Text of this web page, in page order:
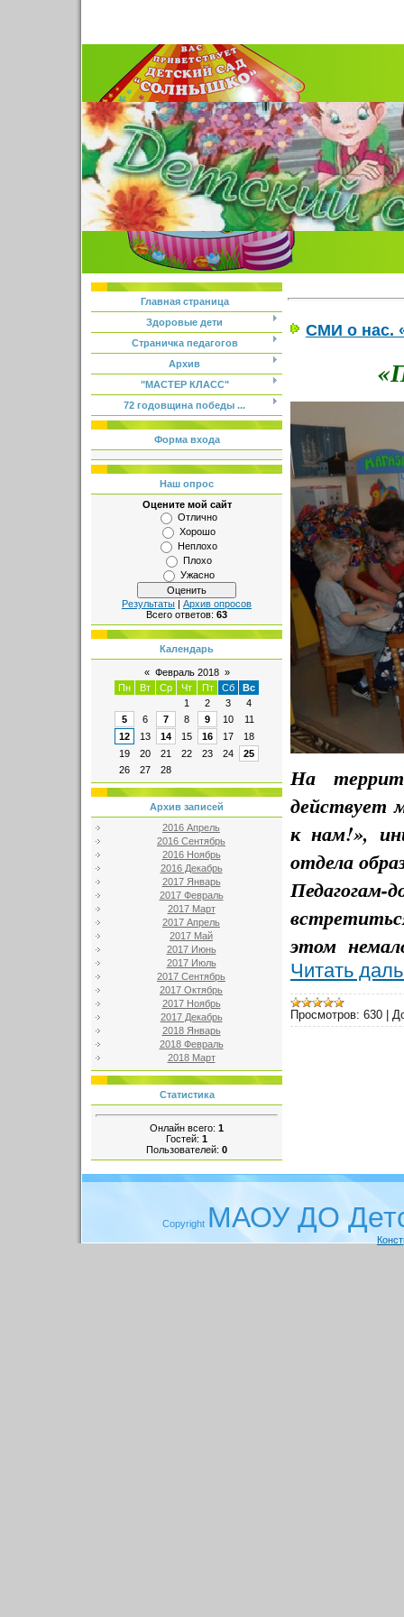
Главная страница
Здоровые дети
Страничка педагогов
Архив
"МАСТЕР КЛАСС"
72 годовщина победы ...
Форма входа
Наш опрос
Оцените мой сайт
Отлично
Хорошо
Неплохо
Плохо
Ужасно
Результаты | Архив опросов
Всего ответов: 63
Календарь
« Февраль 2018 »
Пн
Вт Ср Чт Пт Сб
Вс
1
2 3
4
5
6 7 8 9 10
11
12
13 14 15 16 17
18
19
20 21 22 23 24
25
26
27 28
Архив записей
2016 Апрель
2016 Сентябрь
2016 Ноябрь
2016 Декабрь
2017 Январь
2017 Февраль
2017 Март
2017 Апрель
2017 Май
2017 Июнь
2017 Июль
2017 Сентябрь
2017 Октябрь
2017 Ноябрь
2017 Декабрь
2018 Январь
2018 Февраль
2018 Март
Статистика
Онлайн всего: 1
Гостей: 1
Пользователей: 0
СМИ о нас.
На
действует
к нам!»,
отдела
Педагогам-
этом
Читать
Просмотров: 630
Copyright МАОУ ДО